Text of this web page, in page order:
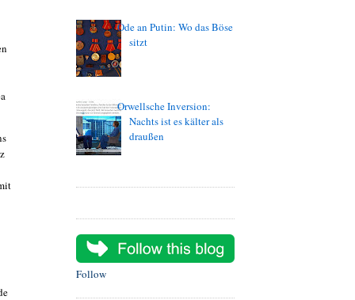
Ode an Putin: Wo das Böse
sitzt
Orwellsche Inversion:
Nachts ist es kälter als
draußen
Follow